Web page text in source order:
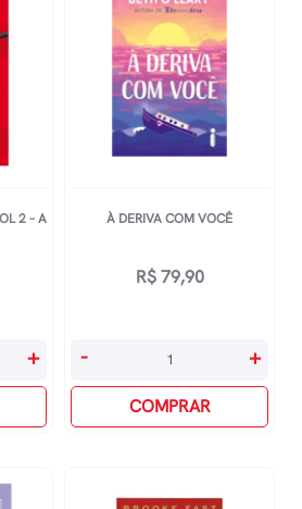
2 – A
+
À DERIVA COM VOCÊ
R$79,90
Você
- +
COMPRAR